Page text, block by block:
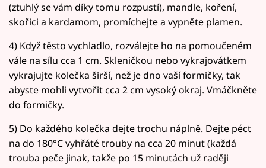
(ztuhlý se vám díky tomu rozpustí), mandle, koření,
skořici a kardamom, promíchejte a vypněte plamen.
4) Když těsto vychladlo, rozválejte ho na pomoučeném
vále na sílu cca 1 cm. Skleničkou nebo vykrajovátkem
vykrajujte kolečka širší, než je dno vaší formičky, tak
abyste mohli vytvořit cca 2 cm vysoký okraj. Vmáčkněte
do formičky.
5) Do každého kolečka dejte trochu náplně. Dejte péct
na do 180°C vyhřáté trouby na cca 20 minut (každá
trouba peče jinak, takže po 15 minutách už raději